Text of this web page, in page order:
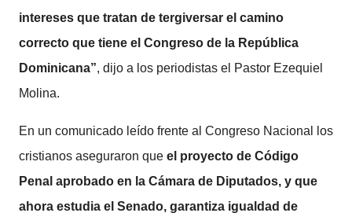
intereses que tratan de tergiversar el camino
correcto que tiene el Congreso de la República
Dominicana”, dijo a los periodistas el Pastor Ezequiel
Molina.
En un comunicado leído frente al Congreso Nacional los
cristianos aseguraron que el proyecto de Código
Penal aprobado en la Cámara de Diputados, y que
ahora estudia el Senado, garantiza igualdad de